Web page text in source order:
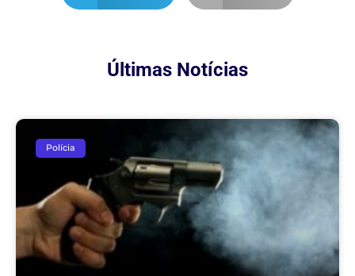
Últimas Notícias
Polícia